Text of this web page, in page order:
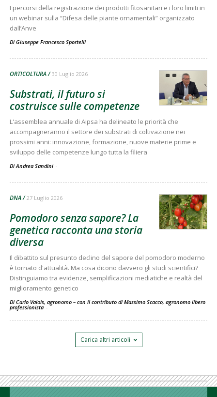
I percorsi della registrazione dei prodotti fitosanitari e i loro limiti in
un webinar sulla “Difesa delle piante ornamentali” organizzato
dall’Anve
Di Giuseppe Francesco Sportelli
ORTICOLTURA 30 Luglio 2026
Substrati, il futuro si
costruisce sulle competenze
L'assemblea annuale di Aipsa ha delineato le priorità che
accompagneranno il settore dei substrati di coltivazione nei
prossimi anni: innovazione, formazione, nuove materie prime e
sviluppo delle competenze lungo tutta la filiera
Di Andrea Sandini -
DNA 27 Luglio 2026
Pomodoro senza sapore? La
genetica racconta una storia
diversa
Il dibattito sul presunto declino del sapore del pomodoro moderno
è tornato d'attualità. Ma cosa dicono davvero gli studi scientifici?
Distinguiamo tra evidenze, semplificazioni mediatiche e realtà del
miglioramento genetico
Di Carlo Valois, agronomo – con il contributo di Massimo Scacco, agronomo libero
professionista -
Carica altri articoli